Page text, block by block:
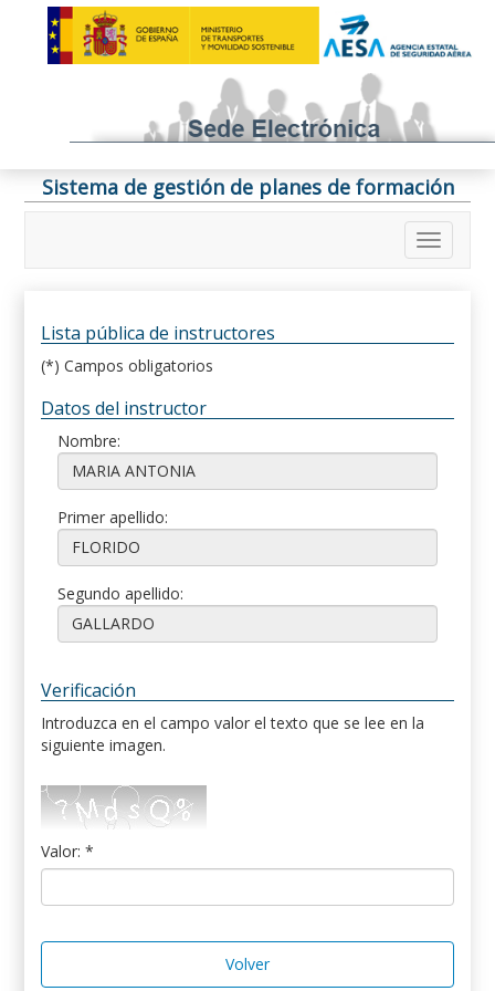
Sistema de gestión de planes de formación
Lista pública de instructores
(*) Campos obligatorios
Datos del instructor
Nombre:
Primer apellido:
Segundo apellido:
Verificación
Introduzca en el campo valor el texto que se lee en la
siguiente imagen.
Valor: *
Volver